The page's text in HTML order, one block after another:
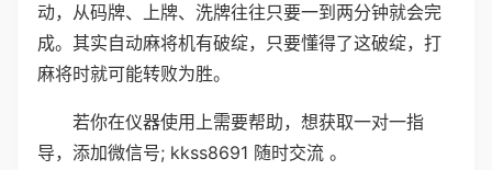
动，从码牌、上牌、洗牌往往只要一到两分钟就会完
成。其实自动麻将机有破绽，只要懂得了这破绽，打
麻将时就可能转败为胜。
若你在仪器使用上需要帮助，想获取一对一指
导，添加微信号; kkss8691 随时交流 。